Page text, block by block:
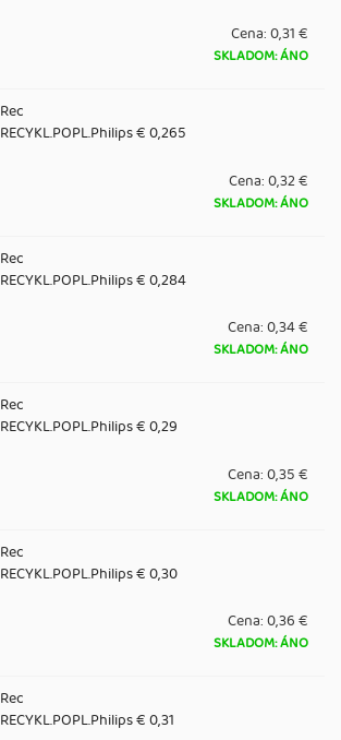
Cena:0,31 €
SKLADOM: ÁNO
Rec
RECYKL.POPL.Philips € 0,265
Cena:0,32 €
SKLADOM: ÁNO
Rec
RECYKL.POPL.Philips € 0,284
Cena:0,34 €
SKLADOM: ÁNO
Rec
RECYKL.POPL.Philips € 0,29
Cena:0,35 €
SKLADOM: ÁNO
Rec
RECYKL.POPL.Philips € 0,30
Cena:0,36 €
SKLADOM: ÁNO
Rec
RECYKL.POPL.Philips € 0,31